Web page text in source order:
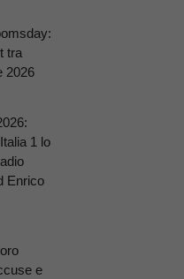
tra
2026
1 lo
Enrico
e